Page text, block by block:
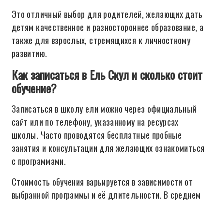
Это отличный выбор для родителей, желающих дать
детям качественное и разностороннее образование, а
также для взрослых, стремящихся к личностному
развитию.
Как записаться в Ель Скул и сколько стоит
обучение?
Записаться в школу ели можно через официальный
сайт или по телефону, указанному на ресурсах
школы. Часто проводятся бесплатные пробные
занятия и консультации для желающих ознакомиться
с программами.
Стоимость обучения варьируется в зависимости от
выбранной программы и её длительности. В среднем